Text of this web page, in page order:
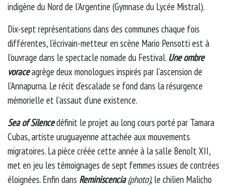
indigène du Nord de l’Argentine (Gymnase du Lycée Mistral).
Dix-sept représentations dans des communes chaque fois
différentes, l’écrivain-metteur en scène Mario Pensotti est à
l’ouvrage dans le spectacle nomade du Festival. Une ombre
voraceagrège deux monologues inspirés par l’ascension de
l’Annapurna. Le récit d’escalade se fond dans la résurgence
mémorielle et l’assaut d’une existence.
Sea of Silencedéfinit le projet au long cours porté par Tamara
Cubas, artiste uruguayenne attachée aux mouvements
migratoires. La pièce créée cette année à la salle Benoît XII,
met en jeu les témoignages de sept femmes issues de contrées
éloignées. Enfin dans Reminiscencia(photo), le chilien Malicho